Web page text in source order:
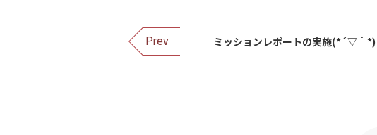
Prev ミッションレポートの実施(*´▽｀*)